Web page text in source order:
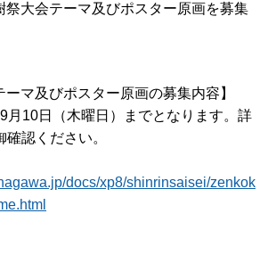
祭大会テーマ及びポスター原画を募集
ーマ及びポスター原画の募集内容】
10日（木曜日）までとなります。詳
認ください。
docs/xp8/shinrinsaisei/zenkok